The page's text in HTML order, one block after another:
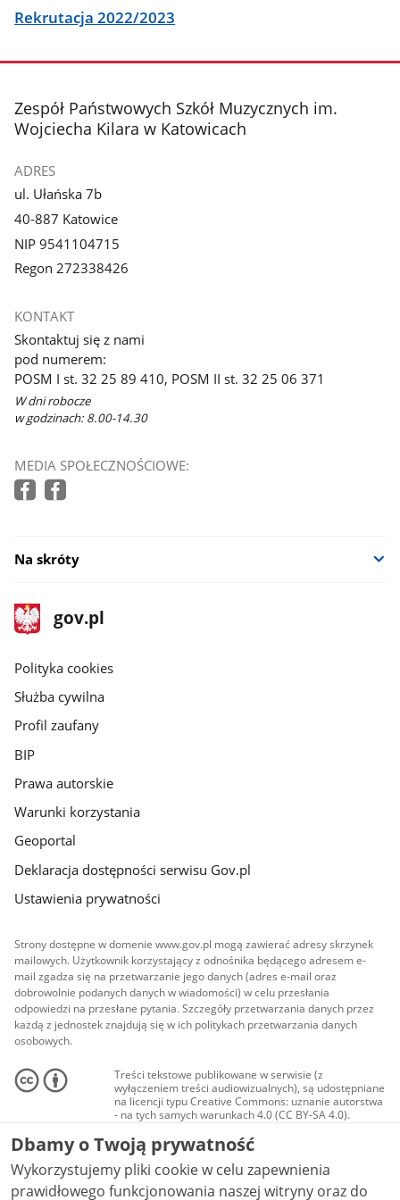
Rekrutacja 2022/2023
stopka
Zespół Państwowych Szkół Muzycznych im.
Wojciecha Kilara w Katowicach
ADRES
ul. Ułańska 7b
40-887 Katowice
NIP 9541104715
Regon 272338426
KONTAKT
Skontaktuj się z nami
pod numerem:
POSM I st. 32 25 89 410, POSM II st. 32 25 06 371
W dni robocze
w godzinach: 8.00-14.30
MEDIA SPOŁECZNOŚCIOWE:
Na skróty
stopka
gov.pl
Strona
gov.pl
gov.pl
Polityka cookies
Służba cywilna
Profil zaufany
BIP
Prawa autorskie
Warunki korzystania
Geoportal
Deklaracja dostępności serwisu Gov.pl
Ustawienia prywatności
Strony dostępne w domenie www.gov.pl mogą zawierać adresy skrzynek
mailowych. Użytkownik korzystający z odnośnika będącego adresem e-
mail zgadza się na przetwarzanie jego danych (adres e-mail oraz
dobrowolnie podanych danych w wiadomości) w celu przesłania
odpowiedzi na przesłane pytania. Szczegóły przetwarzania danych przez
każdą z jednostek znajdują się w ich politykach przetwarzania danych
osobowych.
Treści tekstowe publikowane w serwisie (z
wyłączeniem treści audiowizualnych), są udostępniane
na licencji typu Creative Commons: uznanie autorstwa
- na tych samych warunkach 4.0 (CC BY-SA 4.0).
Materiały audiowizualne, w tym zdjęcia, materiały
audio i wideo, są udostępniane na licencji typu
Creative Commons: uznanie autorstwa użycie
niekomercyjne - bez utworów zależnych 4.0 (CC BY-
NC-ND 4.0), o ile nie jest to stwierdzone inaczej.
Dbamy o Twoją prywatność
Wykorzystujemy pliki cookie w celu zapewnienia
prawidłowego funkcjonowania naszej witryny oraz do